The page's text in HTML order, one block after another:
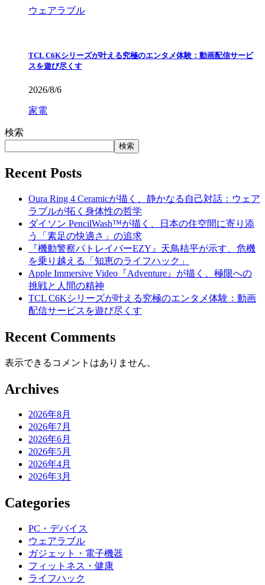
ウェアラブル
TCL C6Kシリーズが叶える究極のエンタメ体験：動画配信サービ
スを遊び尽くす
2026/8/6
家電
検索
検索
Recent Posts
Oura Ring 4 Ceramicが描く、静かなる自己対話：ウェア
ラブルが拓く身体性の哲学
ダイソン PencilWash™が描く、日本の住空間に寄り添
う「素足の快適さ」の追求
『機動警察パトレイバーEZY』天鳥桔平が示す、危機
を乗り越える「知恵のライフハック」
Apple Immersive Video『Adventure』が描く、極限への
挑戦と人間の精神
TCL C6Kシリーズが叶える究極のエンタメ体験：動画
配信サービスを遊び尽くす
Recent Comments
表示できるコメントはありません。
Archives
2026年8月
2026年7月
2026年6月
2026年5月
2026年4月
2026年3月
Categories
PC・デバイス
ウェアラブル
ガジェット・電子機器
フィットネス・健康
ライフハック